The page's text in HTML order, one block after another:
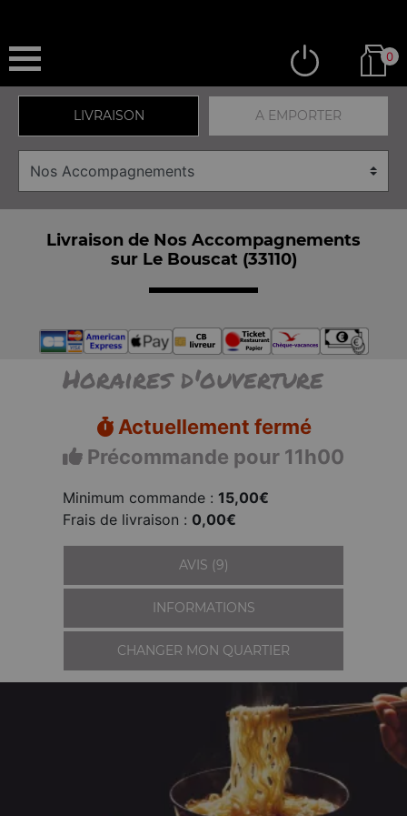
0
LIVRAISON A EMPORTER
Livraison de Nos Accompagnements
sur Le Bouscat (33110)
Horaires d'ouverture
Actuellement fermé
Précommande pour 11h00
Minimum commande : 15,00€
Frais de livraison : 0,00€
AVIS (9)
INFORMATIONS
CHANGER MON QUARTIER